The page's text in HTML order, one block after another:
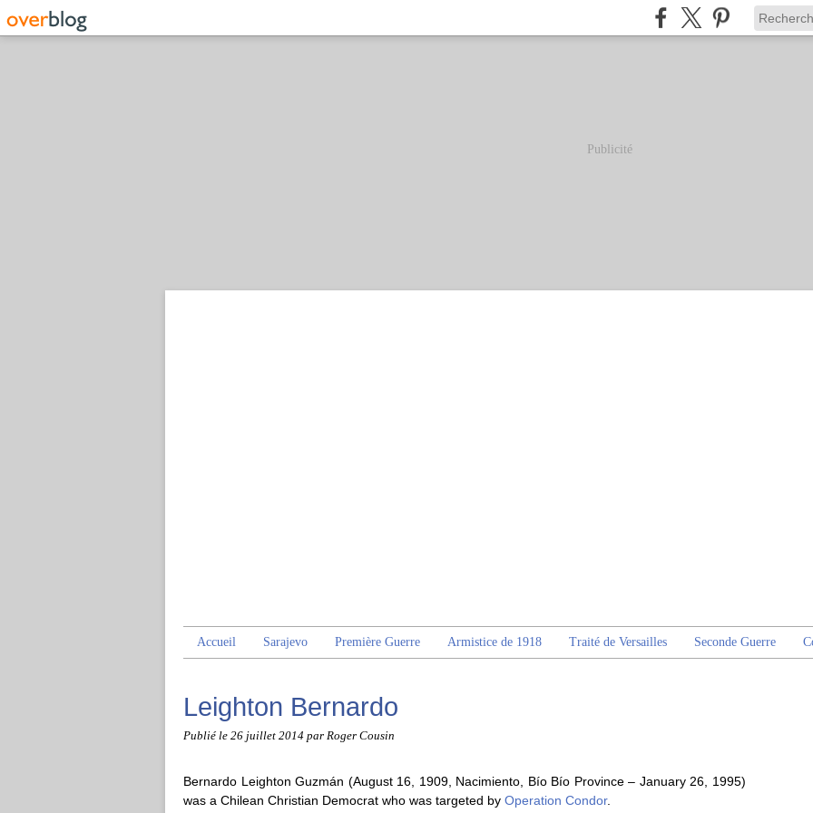
Publicité
Accueil Sarajevo Première Guerre Armistice de 1918 Traité de Versailles Seconde Guerre
Leighton Bernardo
Publié le 26 juillet 2014 par Roger Cousin
Bernardo Leighton Guzmán (August 16, 1909, Nacimiento, Bío Bío Province – January 26, 1995)
was a Chilean Christian Democrat who was targeted by Operation Condor.